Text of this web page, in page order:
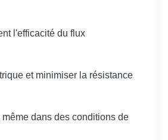
l'efficacité du flux
et minimiser la résistance
dans des conditions de